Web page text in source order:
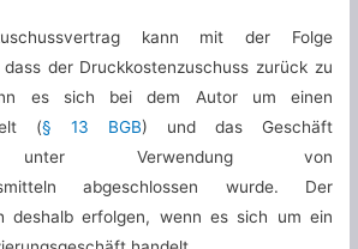
kann mit der Folge
der Druckkostenzuschuss zurück zu
es sich bei dem Autor um einen
(§ 13 BGB) und das Geschäft
unter Verwendung von
abgeschlossen wurde. Der
deshalb erfolgen, wenn es sich um ein